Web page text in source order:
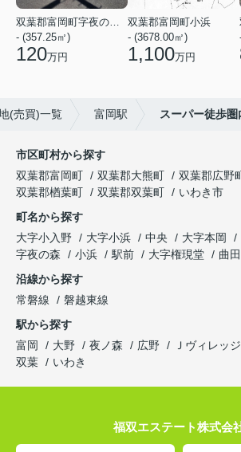
双葉郡富岡町字夜の森北２丁目
- (357.25㎡)
120万円
双葉郡富岡町小浜
- (3678.00㎡)
1,100万円
(売買)一覧 富岡駅 スーパー徒歩
市区町村から探す
双葉郡富岡町
双葉郡大熊町 双葉郡広野
双葉郡楢葉町
双葉郡双葉町
いわき市
町名から探す
大字小入野
大字小浜 中央 大字本岡
字夜の森
小浜 駅前 大字権現堂
曲田
沿線から探す
常磐線
磐越東線
駅から探す
富岡
大野 夜ノ森 広野 Ｊヴィレッジ
双葉
いわき
福双エステート株式会